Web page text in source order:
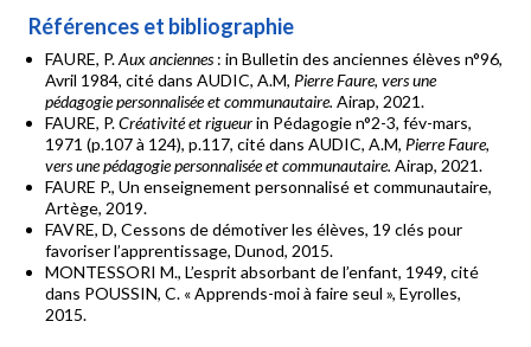
Références et bibliographie
FAURE, P.Aux anciennes: in Bulletin des anciennes élèves n°96,
Avril 1984, cité dans AUDIC, A.M, Pierre Faure, vers une
pédagogie personnalisée et communautaire. Airap, 2021.
FAURE, P.Créativité et rigueurin Pédagogie n°2-3, fév-mars,
1971 (p.107 à 124), p.117, cité dans AUDIC, A.M, Pierre Faure,
vers une pédagogie personnalisée et communautaire. Airap, 2021.
FAURE P., Un enseignement personnalisé et communautaire,
Artège, 2019.
FAVRE, D, Cessons de démotiver les élèves, 19 clés pour
favoriser l’apprentissage, Dunod, 2015.
MONTESSORI M., L’esprit absorbant de l’enfant, 1949, cité
dans POUSSIN, C. « Apprends-moi à faire seul », Eyrolles,
2015.